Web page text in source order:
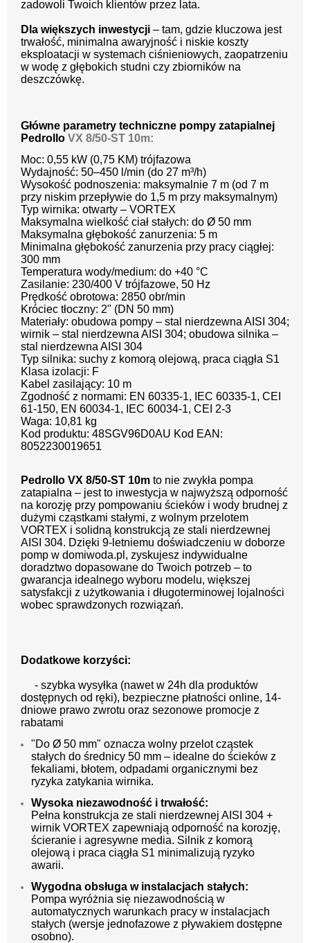
zadowoli Twoich klientów przez lata.
Dla większych inwestycji – tam, gdzie kluczowa jest
trwałość, minimalna awaryjność i niskie koszty
eksploatacji w systemach ciśnieniowych, zaopatrzeniu
w wodę z głębokich studni czy zbiorników na
deszczówkę.
Główne parametry techniczne pompy zatapialnej
Pedrollo VX 8/50-ST 10m:
Moc: 0,55 kW (0,75 KM) trójfazowa
Wydajność: 50–450 l/min (do 27 m³/h)
Wysokość podnoszenia: maksymalnie 7 m (od 7 m
przy niskim przepływie do 1,5 m przy maksymalnym)
Typ wirnika: otwarty – VORTEX
Maksymalna wielkość ciał stałych: do Ø 50 mm
Maksymalna głębokość zanurzenia: 5 m
Minimalna głębokość zanurzenia przy pracy ciągłej:
300 mm
Temperatura wody/medium: do +40 °C
Zasilanie: 230/400 V trójfazowe, 50 Hz
Prędkość obrotowa: 2850 obr/min
Króciec tłoczny: 2" (DN 50 mm)
Materiały: obudowa pompy – stal nierdzewna AISI 304;
wirnik – stal nierdzewna AISI 304; obudowa silnika –
stal nierdzewna AISI 304
Typ silnika: suchy z komorą olejową, praca ciągła S1
Klasa izolacji: F
Kabel zasilający: 10 m
Zgodność z normami: EN 60335-1, IEC 60335-1, CEI
61-150, EN 60034-1, IEC 60034-1, CEI 2-3
Waga: 10,81 kg
Kod produktu: 48SGV96D0AU Kod EAN:
8052230019651
Pedrollo VX 8/50-ST 10m to nie zwykła pompa
zatapialna – jest to inwestycja w najwyższą odporność
na korozję przy pompowaniu ścieków i wody brudnej z
dużymi cząstkami stałymi, z wolnym przelotem
VORTEX i solidną konstrukcją ze stali nierdzewnej
AISI 304. Dzięki 9-letniemu doświadczeniu w doborze
pomp w domiwoda.pl, zyskujesz indywidualne
doradztwo dopasowane do Twoich potrzeb – to
gwarancja idealnego wyboru modelu, większej
satysfakcji z użytkowania i długoterminowej lojalności
wobec sprawdzonych rozwiązań.
Dodatkowe korzyści:
- szybka wysyłka (nawet w 24h dla produktów
dostępnych od ręki), bezpieczne płatności online, 14-
dniowe prawo zwrotu oraz sezonowe promocje z
rabatami
"Do Ø 50 mm" oznacza wolny przelot cząstek
stałych do średnicy 50 mm – idealne do ścieków z
fekaliami, błotem, odpadami organicznymi bez
ryzyka zatykania wirnika.
Wysoka niezawodność i trwałość:
Pełna konstrukcja ze stali nierdzewnej AISI 304 +
wirnik VORTEX zapewniają odporność na korozję,
ścieranie i agresywne media. Silnik z komorą
olejową i praca ciągła S1 minimalizują ryzyko
awarii.
Wygodna obsługa w instalacjach stałych:
Pompa wyróżnia się niezawodnością w
automatycznych warunkach pracy w instalacjach
stałych (wersje jednofazowe z pływakiem dostępne
osobno).